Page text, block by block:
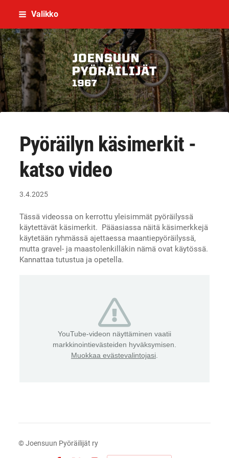
Siirry
sisältöön
Valikko
Joensuun Pyöräilijät ry
Pyöräilyn käsimerkit -
katso video
3.4.2025
Tässä videossa on kerrottu yleisimmät pyöräilyssä
käytettävät käsimerkit. Pääasiassa näitä käsimerkkejä
käytetään ryhmässä ajettaessa maantiepyöräilyssä,
mutta gravel- ja maastolenkilläkin nämä ovat käytössä.
Kannattaa tutustua ja opetella.
YouTube-videon näyttäminen vaatii
markkinointievästeiden hyväksymisen.
Muokkaa evästevalintojasi.
©Joensuun Pyöräilijät ry